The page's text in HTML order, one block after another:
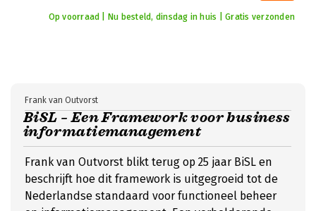
Op voorraad | Nu besteld, dinsdag in huis | Gratis verzonden
BiSL – Een Framework voor business
informatiemanagement
Frank van Outvorst
Frank van Outvorst blikt terug op 25 jaar BiSL en
beschrijft hoe dit framework is uitgegroeid tot de
Nederlandse standaard voor functioneel beheer